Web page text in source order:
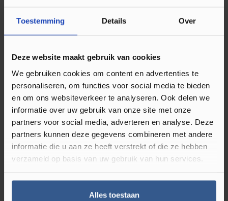
Toestemming Details Over
Deze website maakt gebruik van cookies
We gebruiken cookies om content en advertenties te
personaliseren, om functies voor social media te bieden
en om ons websiteverkeer te analyseren. Ook delen we
informatie over uw gebruik van onze site met onze
partners voor social media, adverteren en analyse. Deze
partners kunnen deze gegevens combineren met andere
informatie die u aan ze heeft verstrekt of die ze hebben
verzameld op basis van uw gebruik van hun services.
Alles toestaan
Soort plint
Folieplint, Hoge plint
Omschrijving Rechte Folieplint Grenen
Geborsteld Bruin 27153
zorgt voor een ultra moderne afwerking. Hierdoor krijgt iedere
ruimte in uw woning een luxe en moderne uitstraling. De